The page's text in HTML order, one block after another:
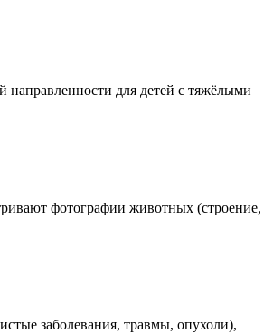
направленности для детей с тяжёлыми
фотографии животных (строение,
заболевания, травмы, опухоли),